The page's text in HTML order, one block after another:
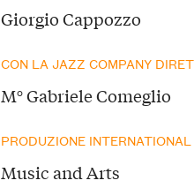
Giorgio Cappozzo
CON LA JAZZ COMPANY
M° Gabriele Comeglio
PRODUZIONE INTERNATIONAL
Music and Arts